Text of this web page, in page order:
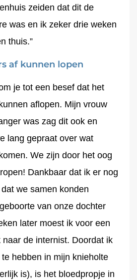
zeiden dat dit de
was en ik zeker drie weken
thuis.”
af kunnen lopen
je tot een besef dat het
aflopen. Mijn vrouw
was zag dit ook en
lang gepraat over wat
We zijn door het oog
Dankbaar dat ik er nog
we samen konden
van onze dochter
later moest ik voor een
de internist. Doordat ik
hebben in mijn knieholte
is), is het bloedpropje in